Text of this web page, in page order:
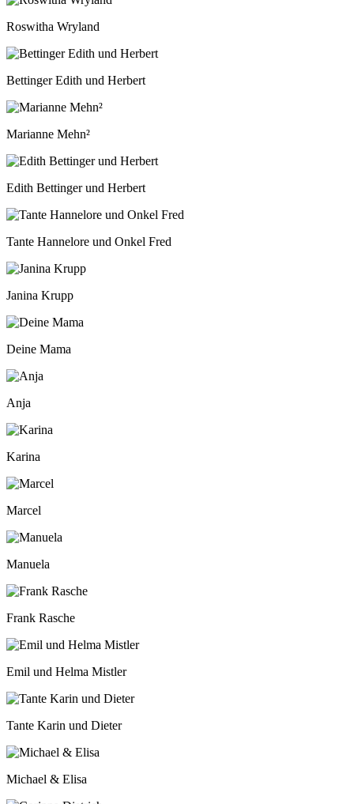
Roswitha Wryland
Bettinger Edith und Herbert
Marianne Mehn²
Edith Bettinger und Herbert
Tante Hannelore und Onkel Fred
Janina Krupp
Deine Mama
Anja
Karina
Marcel
Manuela
Frank Rasche
Emil und Helma Mistler
Tante Karin und Dieter
Michael & Elisa